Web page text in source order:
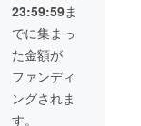
を受講いただけ
ます。能登や加
賀の弓道場がご
都合よければ、
能登島や小松、
その他の弓道場
での受講も可能
です。日時、場
23:59:59ま
でに集まっ
た金額が
ファンディ
ングされま
す。